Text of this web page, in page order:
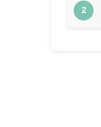
2